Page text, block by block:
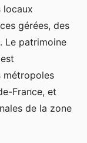
locaux
gérées, des
Le patrimoine
métropoles
France, et
de la zone